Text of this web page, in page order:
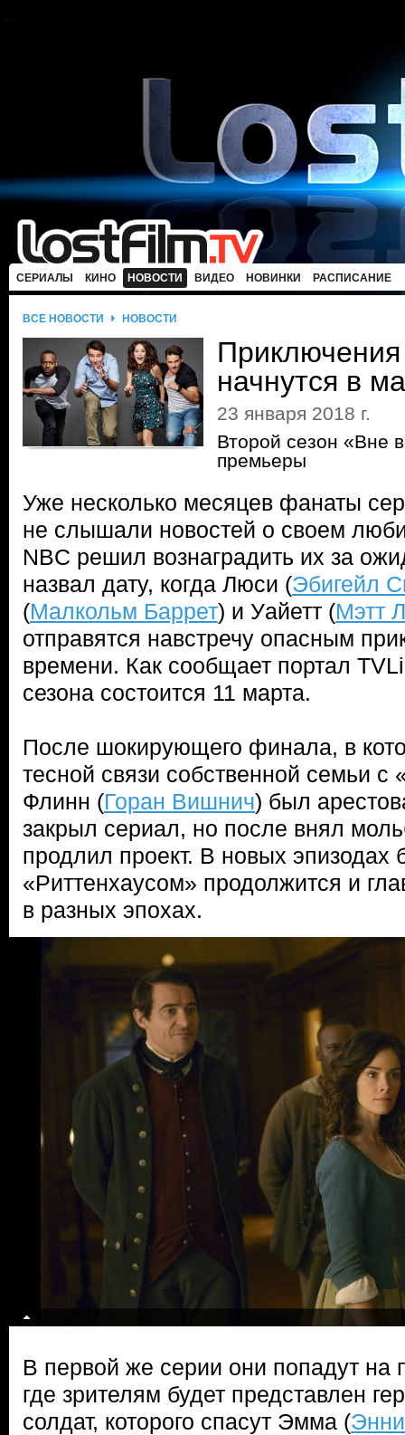
СЕРИАЛЫ КИНО НОВОСТИ ВИДЕО НОВИНКИ РАСПИСАНИЕ
ВСЕ НОВОСТИ НОВОСТИ
начнутся в
23 января 2018 г.
Второй сезон «Вне
премьеры
Уже несколько месяцев фанаты
не слышали новостей о своем
NBC решил вознаградить их за
назвал дату, когда Люси (Эбигейл
(Малкольм Баррет) и Уайетт (Мэтт
отправятся навстречу опасным
времени. Как сообщает портал
сезона состоится 11 марта.
После шокирующего финала, в
тесной связи собственной семьи с
Флинн (Горан Вишнич) был
закрыл сериал, но после внял
продлил проект. В новых эпизодах
«Риттенхаусом» продолжится и
в разных эпохах.
В первой же серии они попадут на
где зрителям будет представлен
солдат, которого спасут Эмма (